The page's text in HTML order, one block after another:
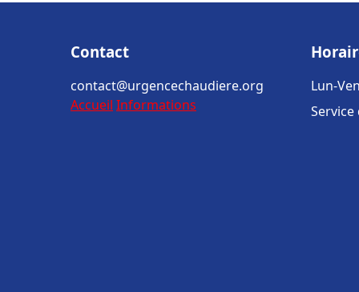
Contact
contact@urgencechaudiere.org
Accueil Informations
Lun-